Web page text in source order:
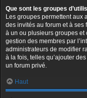
Que sont les groupes
Les groupes permettent aux
des invités au forum et à
à un ou plusieurs groupes
gestion des membres par
administrateurs de modifier
à la fois, telles qu’ajouter
un forum privé.
Haut